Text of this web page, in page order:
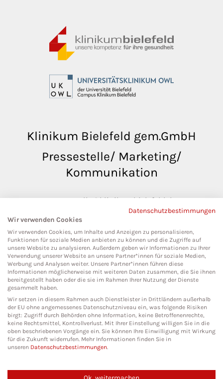
Klinikum Bielefeld gem.GmbH
Pressestelle/ Marketing/
Kommunikation
pressestelle@klinikumbielefeld.de
Teutoburger Str. 50
33604 Bielefeld
Social Media
Datenschutzbestimmungen
Wir verwenden Cookies
Wir verwenden Cookies, um Inhalte und Anzeigen zu personalisieren,
Funktionen für soziale Medien anbieten zu können und die Zugriffe auf
unsere Website zu analysieren. Außerdem geben wir Informationen zu Ihrer
Verwendung unserer Website an unsere Partner*innen für soziale Medien,
Werbung und Analysen weiter. Unsere Partner*innen führen diese
Informationen möglicherweise mit weiteren Daten zusammen, die Sie ihnen
bereitgestellt haben oder die sie im Rahmen Ihrer Nutzung der Dienste
gesammelt haben.
Wir setzen in diesem Rahmen auch Dienstleister in Drittländern außerhalb
der EU ohne angemessenes Datenschutzniveau ein, was folgende Risiken
birgt: Zugriff durch Behörden ohne Information, keine Betroffenenrechte,
keine Rechtsmittel, Kontrollverlust. Mit Ihrer Einstellung willigen Sie in die
oben beschriebenen Vorgänge ein. Sie können Ihre Einwilligung mit Wirkung
für die Zukunft widerrufen. Mehr Informationen finden Sie in
unseren Datenschutzbestimmungen.